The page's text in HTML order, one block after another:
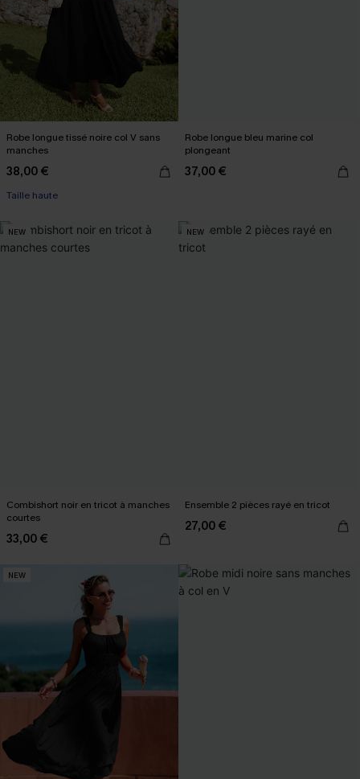
Robe longue tissé noire col V sans
manches
38,00 €
Taille haute
Robe longue bleu marine col
plongeant
37,00 €
NEW
Combishort noir en tricot à manches
courtes
33,00 €
NEW
Ensemble 2 pièces rayé en tricot
27,00 €
NEW